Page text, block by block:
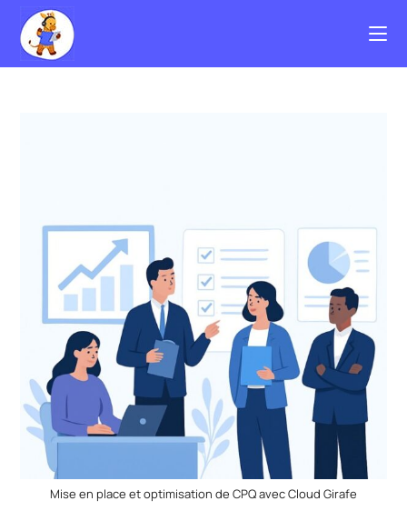
Mise en place et optimisation de CPQ avec Cloud Girafe